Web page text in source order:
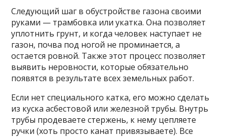
Следующий шаг в обустройстве газона своими
руками — трамбовка или укатка. Она позволяет
уплотнить грунт, и когда человек наступает не
газон, почва под ногой не проминается, а
остается ровной. Также этот процесс позволяет
выявить неровности, которые обязательно
появятся в результате всех земельных работ.
Если нет специального катка, его можно сделать
из куска асбестовой или железной трубы. Внутрь
трубы продеваете стержень, к нему цепляете
ручки (хоть просто канат привязываете). Все